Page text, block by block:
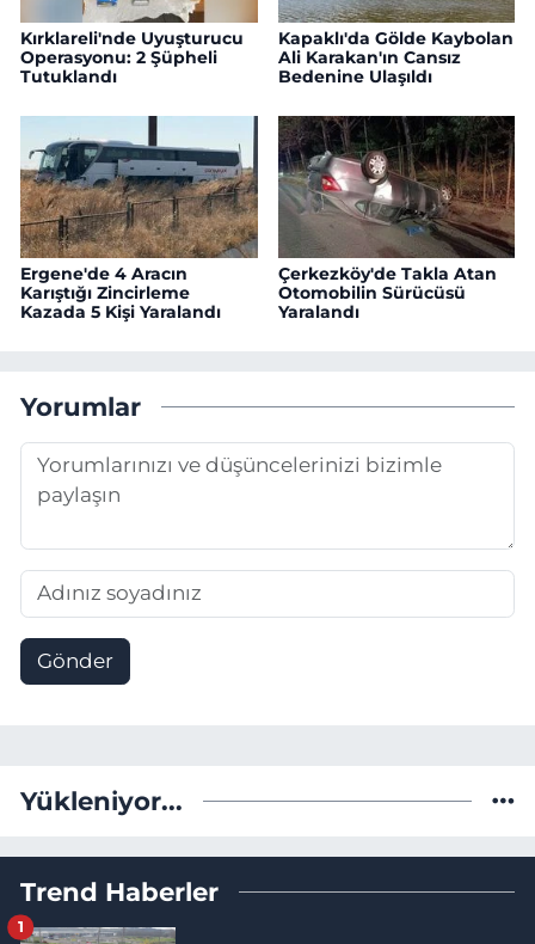
Kırklareli'nde Uyuşturucu
Operasyonu: 2 Şüpheli
Tutuklandı
Kapaklı'da Gölde Kaybolan
Ali Karakan'ın Cansız
Bedenine Ulaşıldı
Ergene'de 4 Aracın
Karıştığı Zincirleme
Kazada 5 Kişi Yaralandı
Çerkezköy'de Takla Atan
Otomobilin Sürücüsü
Yaralandı
Yorumlar
Gönder
Yükleniyor...
Trend Haberler
1